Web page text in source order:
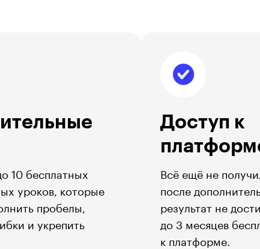
10 бесплатных
уроков, которые
пробелы,
и укрепить
Доступ к
Всё ещё не
после
результат не
до 3 месяцев
к платформе.